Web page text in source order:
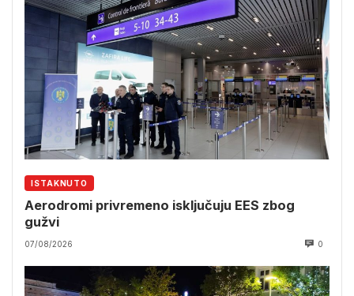
ISTAKNUTO
Aerodromi privremeno isključuju EES zbog
gužvi
07/08/2026 0